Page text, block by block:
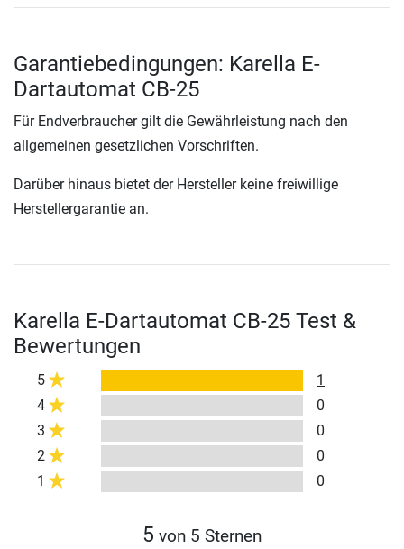
Garantiebedingungen: Karella E-
Dartautomat CB-25
Für Endverbraucher gilt die Gewährleistung nach den
allgemeinen gesetzlichen Vorschriften.
Darüber hinaus bietet der Hersteller keine freiwillige
Herstellergarantie an.
Karella E-Dartautomat CB-25 Test &
Bewertungen
5
1
4
0
3
0
2
0
1
0
5 von 5 Sternen